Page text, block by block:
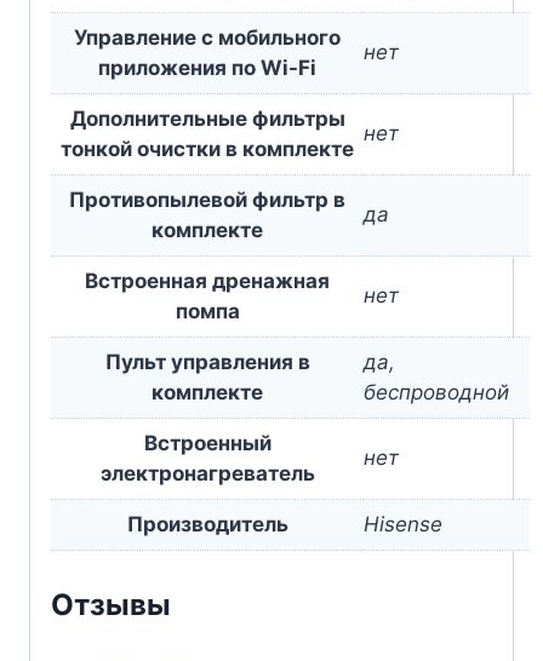
Управление c мобильного
приложения по Wi-Fi
нет
Дополнительные фильтры
тонкой очистки в комплекте
нет
Противопылевой фильтр в
комплекте
да
Встроенная дренажная
помпа
нет
Пульт управления в
комплекте
да,
беспроводной
Встроенный
электронагреватель
нет
Производитель Hisense
Отзывы